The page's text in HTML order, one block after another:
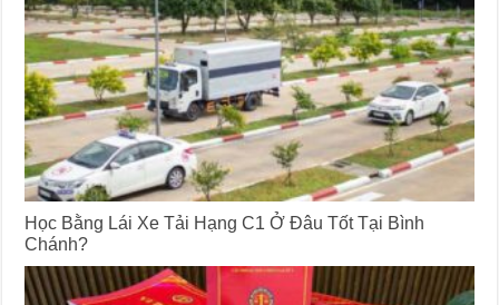
Học Bằng Lái Xe Tải Hạng C1 Ở Đâu Tốt Tại Bình
Chánh?